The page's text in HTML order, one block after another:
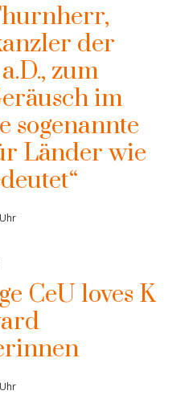
der
zum
im
sogenannte
Länder wie
CeU loves K